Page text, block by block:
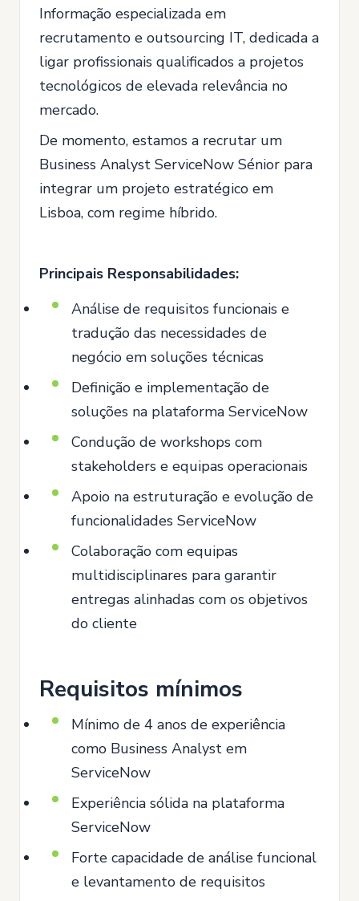
Informação especializada em
recrutamento e outsourcing IT, dedicada a
ligar profissionais qualificados a projetos
tecnológicos de elevada relevância no
mercado.
De momento, estamos a recrutar um
Business Analyst ServiceNow Sénior para
integrar um projeto estratégico em
Lisboa, com regime híbrido.
Principais Responsabilidades:
Análise de requisitos funcionais e
tradução das necessidades de
negócio em soluções técnicas
Definição e implementação de
soluções na plataforma ServiceNow
Condução de workshops com
stakeholders e equipas operacionais
Apoio na estruturação e evolução de
funcionalidades ServiceNow
Colaboração com equipas
multidisciplinares para garantir
entregas alinhadas com os objetivos
do cliente
Requisitos mínimos
Mínimo de 4 anos de experiência
como Business Analyst em
ServiceNow
Experiência sólida na plataforma
ServiceNow
Forte capacidade de análise funcional
e levantamento de requisitos